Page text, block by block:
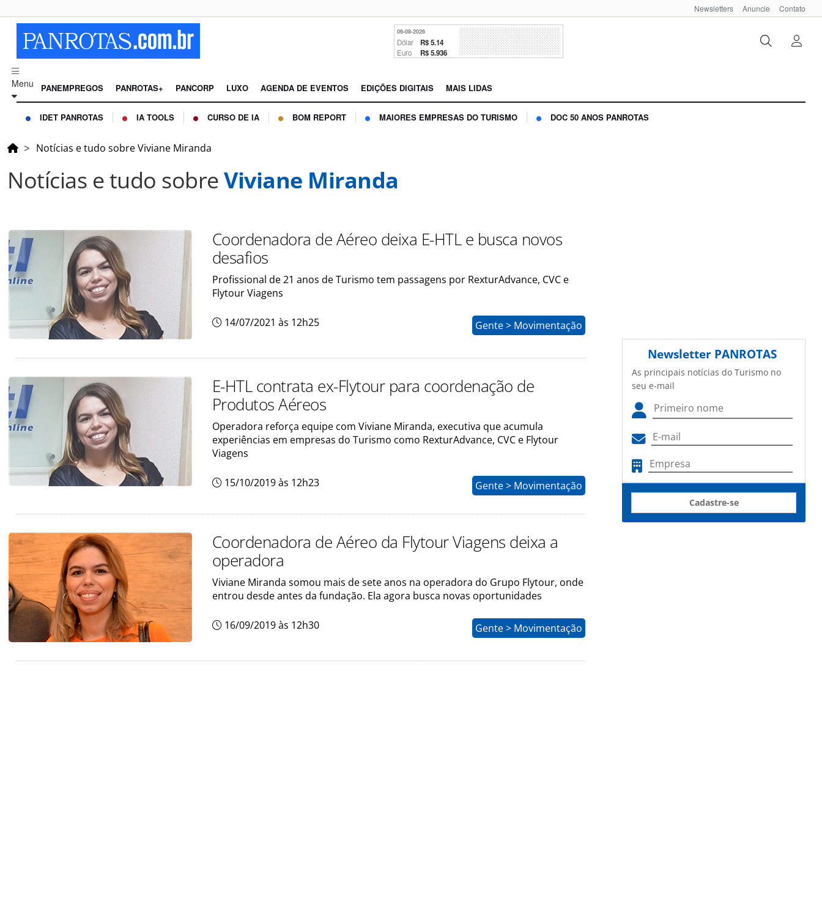
Newsletters Anuncie Contato
06-08-2026
Dólar R$ 5.14
Euro R$ 5.936
Menu PANEMPREGOS PANROTAS+ PANCORP LUXO AGENDA DE EVENTOS EDIÇÕES DIGITAIS MAIS LIDAS
IDET PANROTAS IA TOOLS CURSO DE IA BOM REPORT MAIORES EMPRESAS DO TURISMO DOC 50 ANOS PANROTAS
Notícias e tudo sobre Viviane Miranda
Notícias e tudo sobreViviane Miranda
Coordenadora de Aéreo deixa E-HTL e busca novos
desafios
Profissional de 21 anos de Turismo tem passagens por RexturAdvance, CVC e
Flytour Viagens
14/07/2021 às 12h25 Gente > Movimentação
E-HTL contrata ex-Flytour para coordenação de
Produtos Aéreos
Operadora reforça equipe com Viviane Miranda, executiva que acumula
experiências em empresas do Turismo como RexturAdvance, CVC e Flytour
Viagens
15/10/2019 às 12h23 Gente > Movimentação
Coordenadora de Aéreo da Flytour Viagens deixa a
operadora
Viviane Miranda somou mais de sete anos na operadora do Grupo Flytour, onde
entrou desde antes da fundação. Ela agora busca novas oportunidades
16/09/2019 às 12h30 Gente > Movimentação
Newsletter PANROTAS
As principais notícias do Turismo no
seu e-mail
Cadastre-se